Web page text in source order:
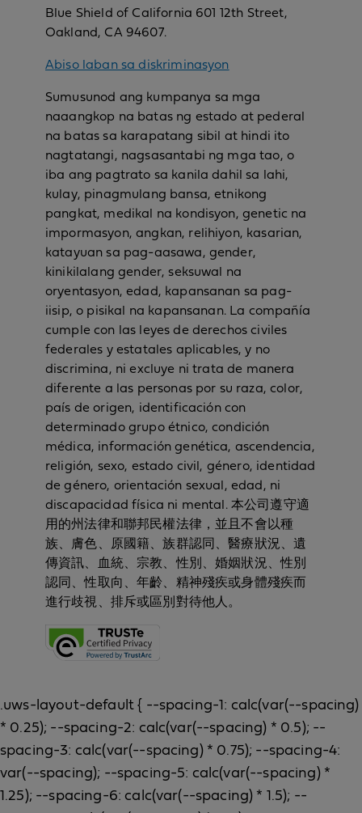
Blue Shield of California 601 12th Street,
Oakland, CA 94607.
Abiso laban sa diskriminasyon
Sumusunod ang kumpanya sa mga
naaangkop na batas ng estado at pederal
na batas sa karapatang sibil at hindi ito
nagtatangi, nagsasantabi ng mga tao, o
iba ang pagtrato sa kanila dahil sa lahi,
kulay, pinagmulang bansa, etnikong
pangkat, medikal na kondisyon, genetic na
impormasyon, angkan, relihiyon, kasarian,
katayuan sa pag-aasawa, gender,
kinikilalang gender, seksuwal na
oryentasyon, edad, kapansanan sa pag-
iisip, o pisikal na kapansanan. La compañía
cumple con las leyes de derechos civiles
federales y estatales aplicables, y no
discrimina, ni excluye ni trata de manera
diferente a las personas por su raza, color,
país de origen, identificación con
determinado grupo étnico, condición
médica, información genética, ascendencia,
religión, sexo, estado civil, género, identidad
de género, orientación sexual, edad, ni
discapacidad física ni mental. 本公司遵守適
用的州法律和聯邦民權法律，並且不會以種
族、膚色、原國籍、族群認同、醫療狀況、遺
傳資訊、血統、宗教、性別、婚姻狀況、性別
認同、性取向、年齡、精神殘疾或身體殘疾而
進行歧視、排斥或區別對待他人。